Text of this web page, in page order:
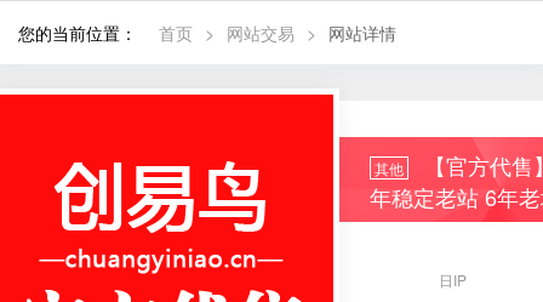
您的当前位置： 首页 > 网站交易 > 网站详情
其他
【官方代
年稳定老站 6年
日IP